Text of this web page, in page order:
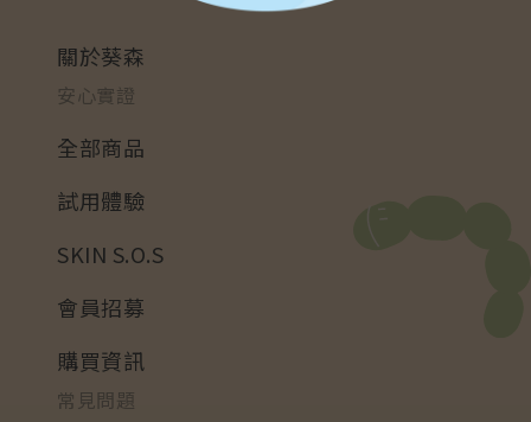
關於葵森
安心實證
全部商品
試用體驗
SKIN S.O.S
會員招募
購買資訊
常見問題